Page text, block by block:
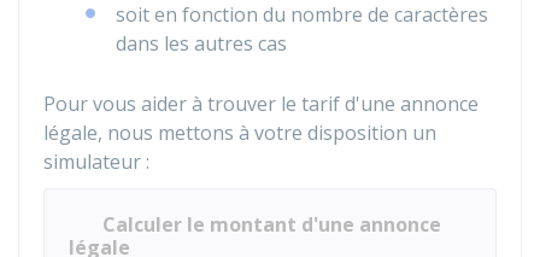
soit en fonction du nombre de caractères
dans les autres cas
Pour vous aider à trouver le tarif d'une annonce
légale, nous mettons à votre disposition un
simulateur :
Calculer le montant d'une annonce
légale